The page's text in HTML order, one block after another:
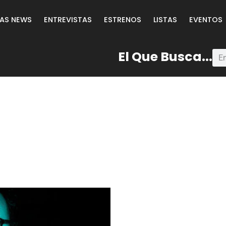
NEWS ENTREVISTAS ESTRENOS LISTAS EVENTOS
El Que Busca...